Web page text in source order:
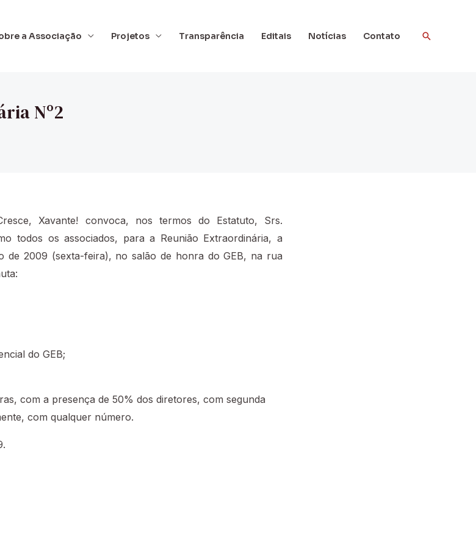
a Associação Projetos Transparência Editais Notícias Contato Pesquisar
Nº2
Xavante! convoca, nos termos do Estatuto, Srs.
todos os associados, para a Reunião Extraordinária, a
de 2009 (sexta-feira), no salão de honra do GEB, na rua
do GEB;
com a presença de 50% dos diretores, com segunda
com qualquer número.